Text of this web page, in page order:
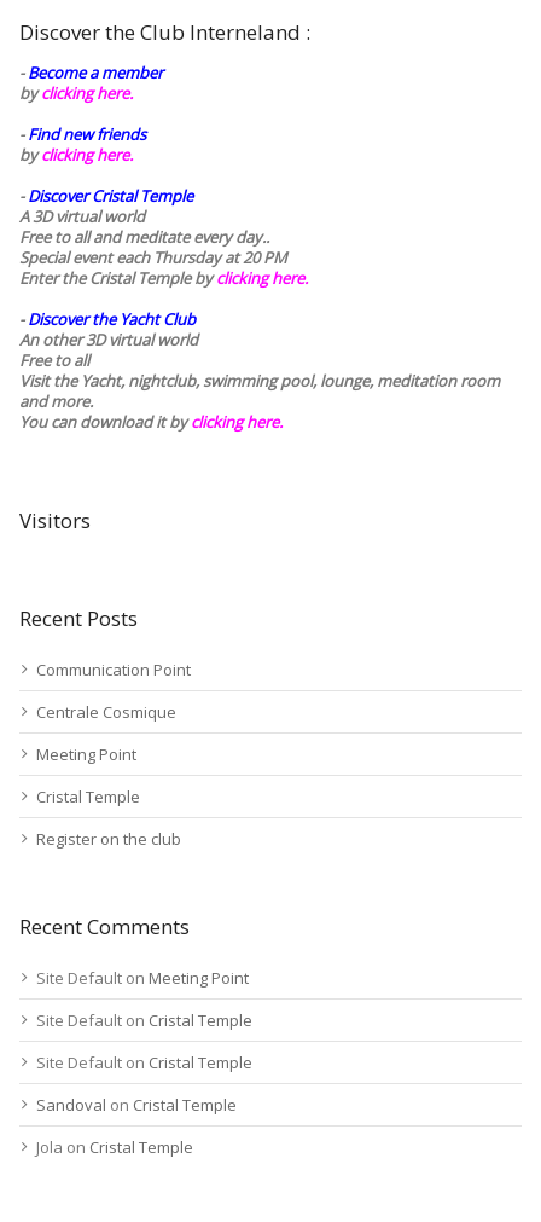
Discover the Club Interneland :
-Become a member
byclicking here.
-Find new friends
byclicking here.
-Discover Cristal Temple
A 3D virtual world
Free to all and meditate every day..
Special event each Thursday at 20 PM
Enter the Cristal Temple byclicking here.
-Discover the Yacht Club
An other 3D virtual world
Free to all
Visit the Yacht, nightclub, swimming pool, lounge, meditation room
and more.
You can download it byclicking here.
Visitors
Recent Posts
Communication Point
Centrale Cosmique
Meeting Point
Cristal Temple
Register on the club
Recent Comments
Site Default on Meeting Point
Site Default on Cristal Temple
Site Default on Cristal Temple
Sandoval on Cristal Temple
Jola on Cristal Temple